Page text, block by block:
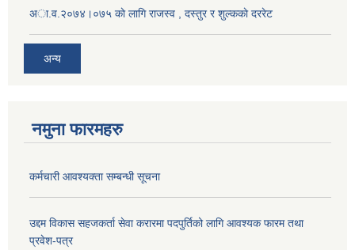
अा.व.२०७४।०७५ काे लागि राजस्व , दस्तुर र शुल्ककाे दररेट
अन्य
नमुना फारमहरु
कर्मचारी आवश्यक्ता सम्बन्धी सूचना
उद्दम विकास सहजकर्ता सेवा करारमा पदपुर्तिको लागि आवश्यक फारम तथा
प्रवेश-पत्र